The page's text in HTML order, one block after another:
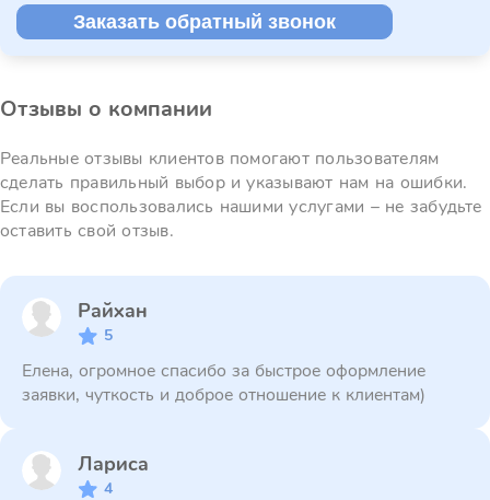
Заказать обратный звонок
Отзывы о компании
Реальные отзывы клиентов помогают пользователям
сделать правильный выбор и указывают нам на ошибки.
Если вы воспользовались нашими услугами – не забудьте
оставить свой отзыв.
Райхан
5
Елена, огромное спасибо за быстрое оформление
заявки, чуткость и доброе отношение к клиентам)
Лариса
4